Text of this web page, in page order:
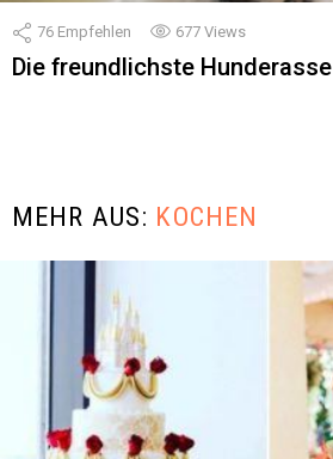
76 Empfehlen 677 Views
Die freundlichste Hunderasse
MEHR AUS: KOCHEN